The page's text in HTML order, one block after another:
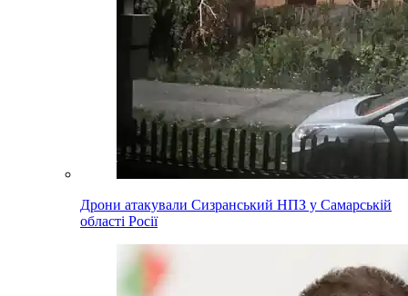
Дрони атакували Сизранський НПЗ у Самарській
області Росії